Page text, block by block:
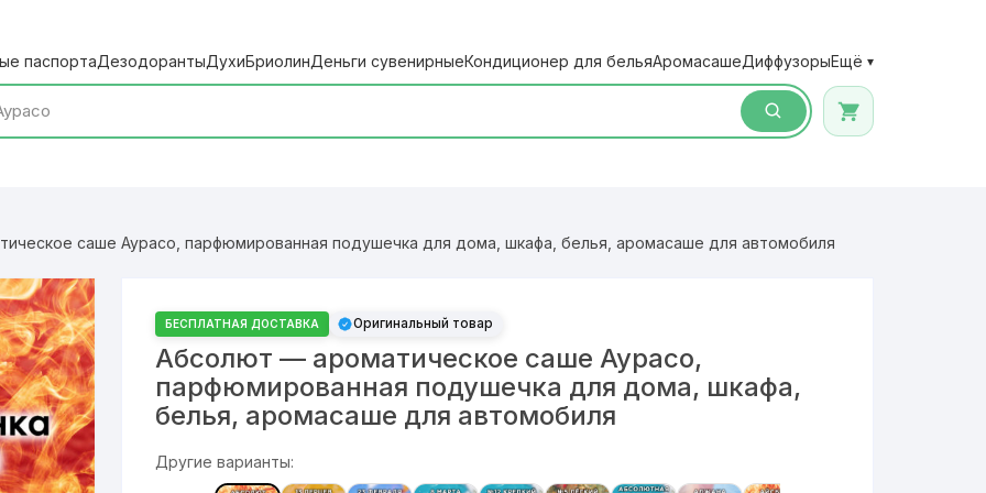
паспортаДезодорантыДухиБриолинДеньги сувенирныеКондиционер для бельяАромасашеДиффузорыЕщё ▾
саше Аурасо, парфюмированная подушечка для дома, шкафа, белья, аромасаше для автомобиля
БЕСПЛАТНАЯ ДОСТАВКА Оригинальный товар
Абсолют — ароматическое саше Аурасо,
парфюмированная подушечка для дома, шкафа,
белья, аромасаше для автомобиля
Другие варианты: